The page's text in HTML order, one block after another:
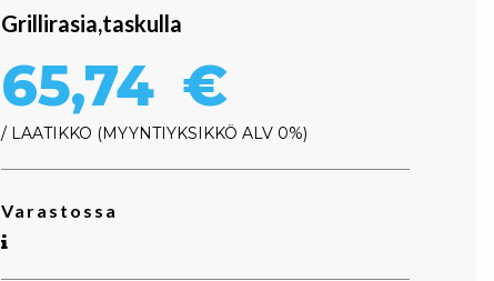
Grillirasia,taskulla
65,74 €
/ LAATIKKO MYYNTIYKSIKKÖ ALV 0%
Varastossa